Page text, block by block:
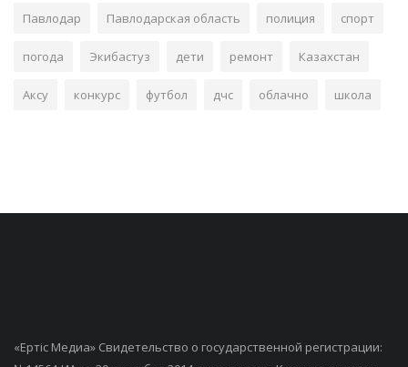
Павлодар Павлодарская область полиция спорт
погода Экибастуз дети ремонт Казахстан
Аксу конкурс футбол дчс облачно школа
«Ертiс Медиа» Свидетельство о государственной регистрации: